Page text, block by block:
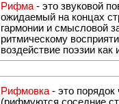
Рифма - это звуковой повтор, традиционно используемый в поэзии и, как
ожидаемый на концах
гармонии и смысловой
ритмическому
воздействие поэзии
Рифмовка - это